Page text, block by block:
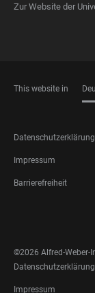
Zur Website der
This website in
FOOTER
LEGAL
Datenschutzerklärung
Impressum
Barrierefreiheit
MEDIA
©2026 Alfred-Weber-
FOOTER
LEGAL
Datenschutzerklärung
Impressum